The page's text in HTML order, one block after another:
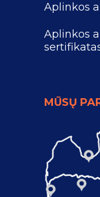
Aplinkos
Aplinkos
MŪSŲ